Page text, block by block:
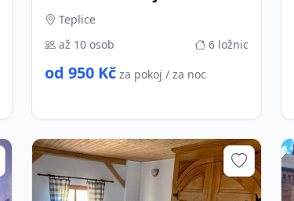
Teplice
až 10 osob
6 ložnic
od 950 Kč za pokoj / za noc